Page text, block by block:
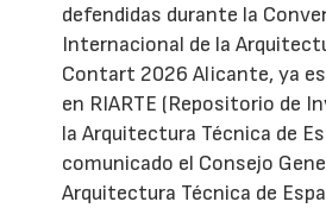
defendidas durante la
Internacional de la
Contart 2026 Alicante, ya
en RIARTE (Repositorio de
la Arquitectura Técnica de
comunicado el Consejo
Arquitectura Técnica de